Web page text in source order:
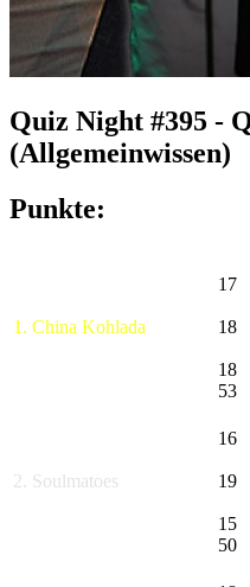
Quiz Night #395 -
(Allgemeinwissen)
Punkte:
1. China Kohlada
17
18
18
53
2. Soulmatoes
16
19
15
50